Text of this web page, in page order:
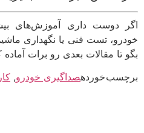
دوست داری آموزش‌های
تست فنی یا نگهداری ماشین
تا مقالات بعدی رو برات آماده کنم!
خوردهصداگیری خودرو,